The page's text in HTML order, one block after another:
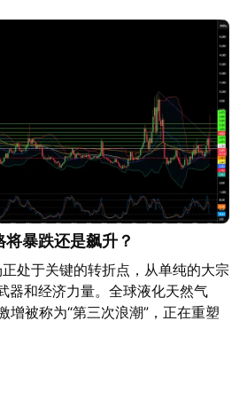
暴跌还是飙升？
处于关键的转折点，从单纯的大宗
器和经济力量。全球液化天然气
增被称为“第三次浪潮”，正在重塑
现了创纪录的日产1085亿立方英尺
注入3000亿立方米的天然气。这
国国内价格，在17年间为美国消费